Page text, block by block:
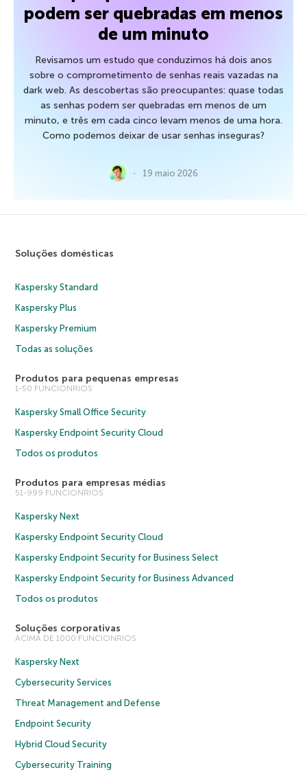
podem ser quebradas em menos
de um minuto
Revisamos um estudo que conduzimos há dois anos
sobre o comprometimento de senhas reais vazadas na
dark web. As descobertas são preocupantes: quase todas
as senhas podem ser quebradas em menos de um
minuto, e três em cada cinco levam menos de uma hora.
Como podemos deixar de usar senhas inseguras?
19 maio 2026
Soluções domésticas
Kaspersky Standard
Kaspersky Plus
Kaspersky Premium
Todas as soluções
Produtos para pequenas empresas
1-50 FUNCIONRIOS
Kaspersky Small Office Security
Kaspersky Endpoint Security Cloud
Todos os produtos
Produtos para empresas médias
51-999 FUNCIONRIOS
Kaspersky Next
Kaspersky Endpoint Security Cloud
Kaspersky Endpoint Security for Business Select
Kaspersky Endpoint Security for Business Advanced
Todos os produtos
Soluções corporativas
ACIMA DE 1000 FUNCIONRIOS
Kaspersky Next
Cybersecurity Services
Threat Management and Defense
Endpoint Security
Hybrid Cloud Security
Cybersecurity Training